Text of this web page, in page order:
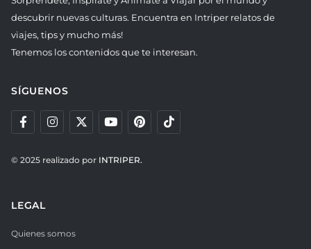
descubrir nuevas culturas. Encuentra en Intriper relatos de
viajes, tips y mucho más!
Tenemos los contenidos que te interesan.
SÍGUENOS
© 2025 realizado por INTRIPER.
LEGAL
Quienes somos